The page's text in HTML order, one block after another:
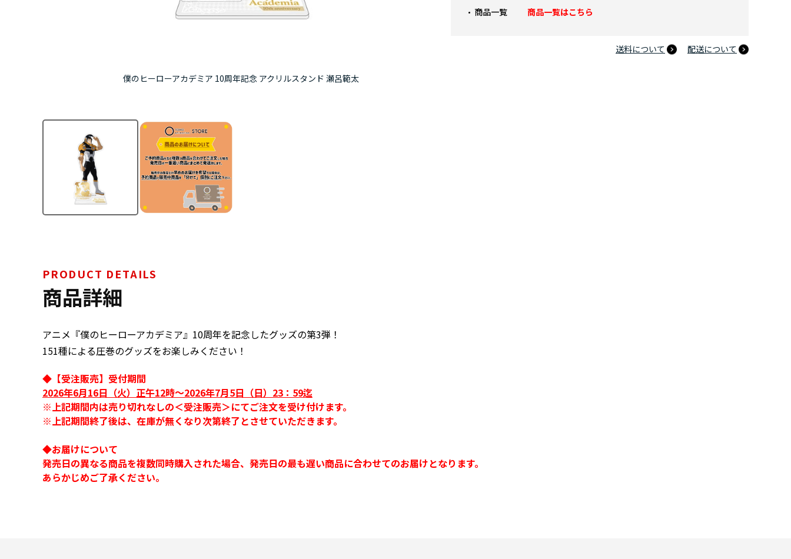
僕のヒーローアカデミア 10周年記念 アクリルスタンド 瀬呂範太
商品一覧
商品一覧はこちら
送料について 配送について
PRODUCT DETAILS
商品詳細
アニメ『僕のヒーローアカデミア』10周年を記念したグッズの第3弾！
151種による圧巻のグッズをお楽しみください！
◆【受注販売】受付期間
2026年6月16日（火）正午12時～2026年7月5日（日）23：59迄
※上記期間内は売り切れなしの＜受注販売＞にてご注文を受け付けます。
※上記期間終了後は、在庫が無くなり次第終了とさせていただきます。
◆お届けについて
発売日の異なる商品を複数同時購入された場合、発売日の最も遅い商品に合わせてのお届けとなります。
あらかじめご了承ください。